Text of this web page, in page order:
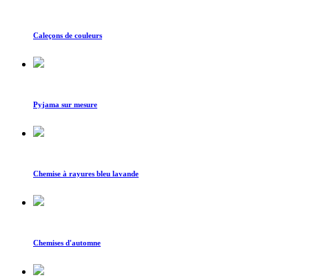
Caleçons de couleurs
Pyjama sur mesure
Chemise à rayures bleu lavande
Chemises d'automne